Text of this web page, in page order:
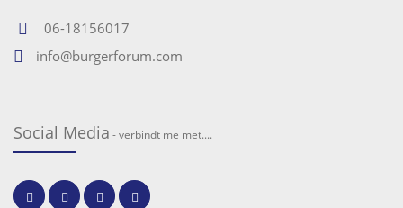
06-18156017
info@burgerforum.com
Social Media - verbindt me met....